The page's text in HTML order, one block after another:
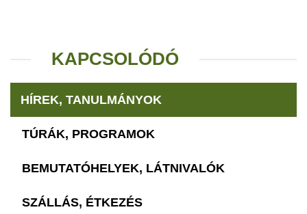
KAPCSOLÓDÓ
HÍREK, TANULMÁNYOK
TÚRÁK, PROGRAMOK
BEMUTATÓHELYEK, LÁTNIVALÓK
SZÁLLÁS, ÉTKEZÉS